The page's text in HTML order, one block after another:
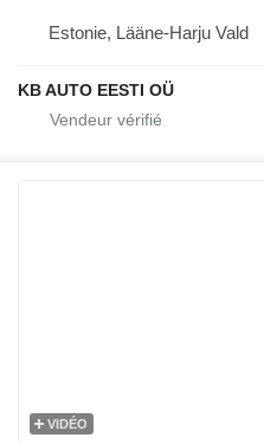
Estonie, Lääne-Harju Vald
KB AUTO EESTI OÜ
VIDÉO